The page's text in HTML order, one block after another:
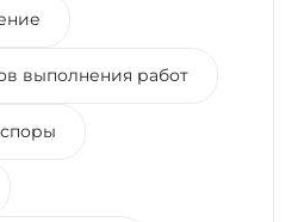
выполнения работ